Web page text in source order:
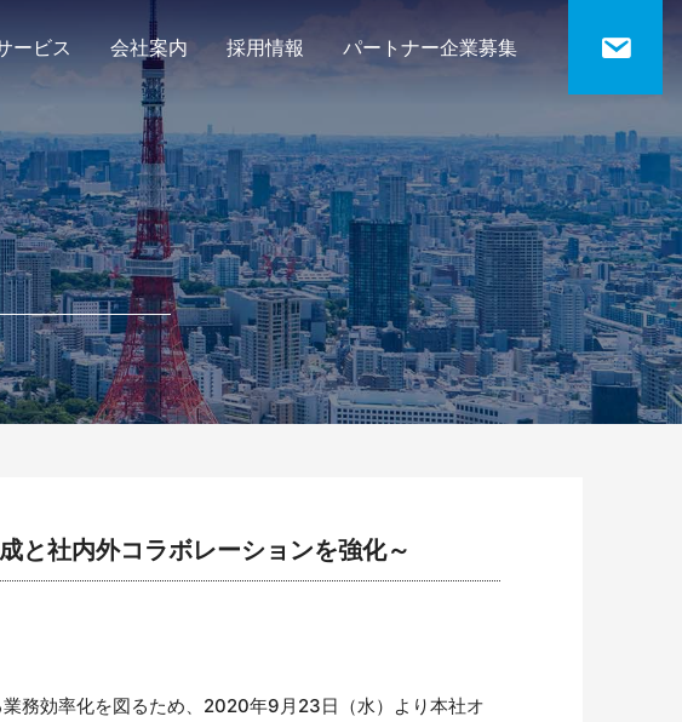
ービス 会社案内 採用情報 パートナー企業募集
と社内外コラボレーションを強化～
務効率化を図るため、2020年9月23日（水）より本社オ